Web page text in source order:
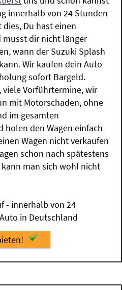
innerhalb von 24 Stunden
Du hast einen
dir nicht länger
wann der Suzuki Splash
Wir kaufen dein Auto
sofort Bargeld.
viele Vorführtermine, wir
mit Motorschaden, ohne
im gesamten
holen den Wagen einfach
Wagen nicht verkaufen
schon nach spätestens
man sich wohl nicht
- innerhalb von 24
in Deutschland